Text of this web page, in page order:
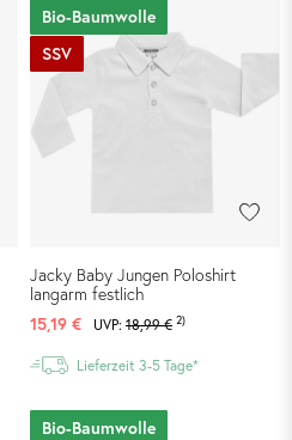
Bio-Baumwolle
SSV
Jacky Baby Jungen Poloshirt
langarm festlich
15,19 €
UVP: 18,99 € 2)
Lieferzeit 3-5 Tage*
Bio-Baumwolle